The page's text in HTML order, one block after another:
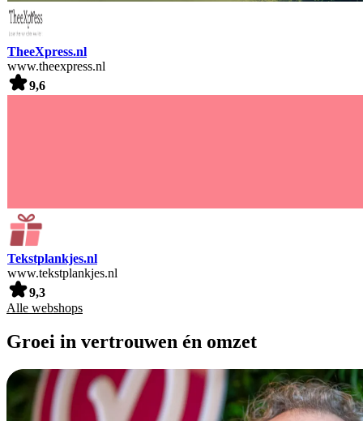
TheeXpress.nl
www.theexpress.nl
9,6
Tekstplankjes.nl
www.tekstplankjes.nl
9,3
Alle webshops
Groei in vertrouwen én omzet